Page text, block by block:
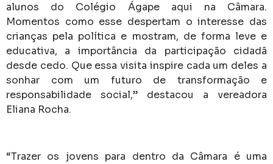
alunos do Colégio Ágape aqui na Câmara.
Momentos como esse despertam o interesse das
crianças pela política e mostram, de forma leve e
educativa, a importância da participação cidadã
desde cedo. Que essa visita inspire cada um deles a
sonhar com um futuro de transformação e
responsabilidade social,” destacou a vereadora
Eliana Rocha.
“Trazer os jovens para dentro da Câmara é uma